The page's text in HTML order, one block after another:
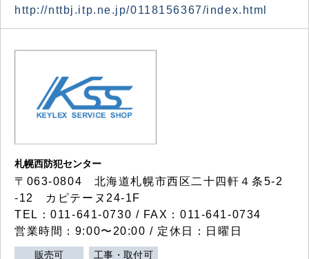
http://nttbj.itp.ne.jp/0118156367/index.html
札幌西防犯センター
〒063-0804 北海道札幌市西区二十四軒４条5-2
-12 カピテーヌ24-1F
TEL：011-641-0730 / FAX：011-641-0734
営業時間：9:00〜20:00 / 定休日：日曜日
販売可 工事・取付可